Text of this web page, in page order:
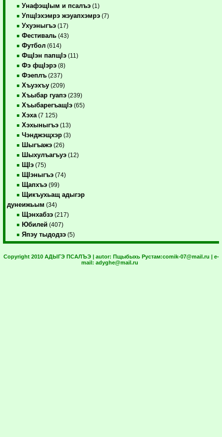
УнафэщIым и псалъэ (1)
УпщIэхэмрэ жэуапхэмрэ (7)
Ухуэныгъэ (17)
Фестиваль (43)
Футбол (614)
ФщIэн папщIэ (11)
Фэ фщIэрэ (8)
Фэеплъ (237)
Хъуэхъу (209)
Хъыбар гуапэ (239)
ХъыбарегъащIэ (65)
Хэха (7 125)
Хэхыныгъэ (13)
Чэнджэщхэр (3)
Шыгъажэ (26)
Шыхулъагъуэ (12)
ЩIэ (75)
ЩIэныгъэ (74)
Щапхъэ (99)
Щикъухьащ адыгэр
дунеижьым (34)
Щэнхабзэ (217)
Юбилей (407)
Япэу тыдодзэ (5)
Copyright 2010 АДЫГЭ ПСАЛЪЭ | autor: Пщыбыхь Рустам:comik-07@mail.ru | e-
mail: adyghe@mail.ru